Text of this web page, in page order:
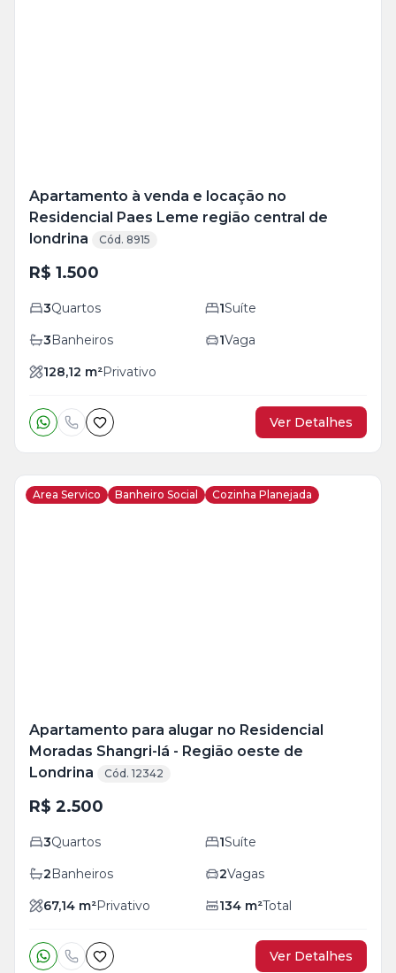
Apartamento à venda e locação no
Residencial Paes Leme região central de
londrina
Cód. 8915
R$ 1.500
3Quartos 1Suíte
3Banheiros 1Vaga
128,12 m²Privativo
Ver Detalhes
Area Servico Banheiro Social Cozinha Planejada
Apartamento para alugar no Residencial
Moradas Shangri-lá - Região oeste de
Londrina
Cód. 12342
R$ 2.500
3Quartos 1Suíte
2Banheiros 2Vagas
67,14 m²Privativo 134 m²Total
Ver Detalhes